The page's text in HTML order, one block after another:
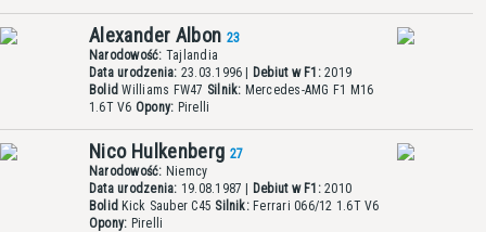
Alexander Albon 23
Narodowość: Tajlandia
Data urodzenia: 23.03.1996 | Debiut w F1:2019
Bolid Williams FW47 Silnik: Mercedes-AMG F1 M16
1.6T V6 Opony: Pirelli
Nico Hulkenberg 27
Narodowość: Niemcy
Data urodzenia: 19.08.1987 | Debiut w F1:2010
Bolid Kick Sauber C45 Silnik:Ferrari 066/12 1.6T V6
Opony: Pirelli